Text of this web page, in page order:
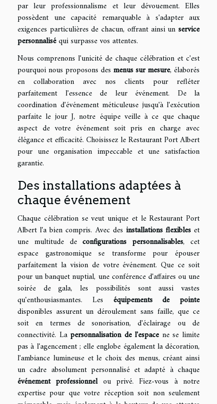
par leur professionnalisme et leur dévouement. Elles
possèdent une capacité remarquable à s'adapter aux
exigences particulières de chacun, offrant ainsi un service
personnaliséqui surpasse vos attentes.
Nous comprenons l'unicité de chaque célébration et c'est
pourquoi nous proposons des menus sur mesure, élaborés
en collaboration avec nos clients pour refléter
parfaitement l'essence de leur événement. De la
coordination d'événement méticuleuse jusqu'à l'exécution
parfaite le jour J, notre équipe veille à ce que chaque
aspect de votre événement soit pris en charge avec
élégance et efficacité. Choisissez le Restaurant Port Albert
pour une organisation impeccable et une satisfaction
garantie.
Des installations adaptées à
chaque événement
Chaque célébration se veut unique et le Restaurant Port
Albert l'a bien compris. Avec des installations flexibleset
une multitude deconfigurations personnalisables, cet
espace gastronomique se transforme pour épouser
parfaitement la vision de votre événement. Que ce soit
pour un banquet nuptial, une conférence d'affaires ou une
soirée de gala, les possibilités sont aussi vastes
qu'enthousiasmantes. Les équipements de pointe
disponibles assurent un déroulement sans faille, que ce
soit en termes de sonorisation, d'éclairage ou de
connectivité. Lapersonnalisation de l'espacene se limite
pas à l'agencement ; elle englobe également la décoration,
l'ambiance lumineuse et le choix des menus, créant ainsi
un cadre absolument personnalisé et adapté à chaque
événement professionnelou privé. Fiez-vous à notre
expertise pour que votre réception soit non seulement